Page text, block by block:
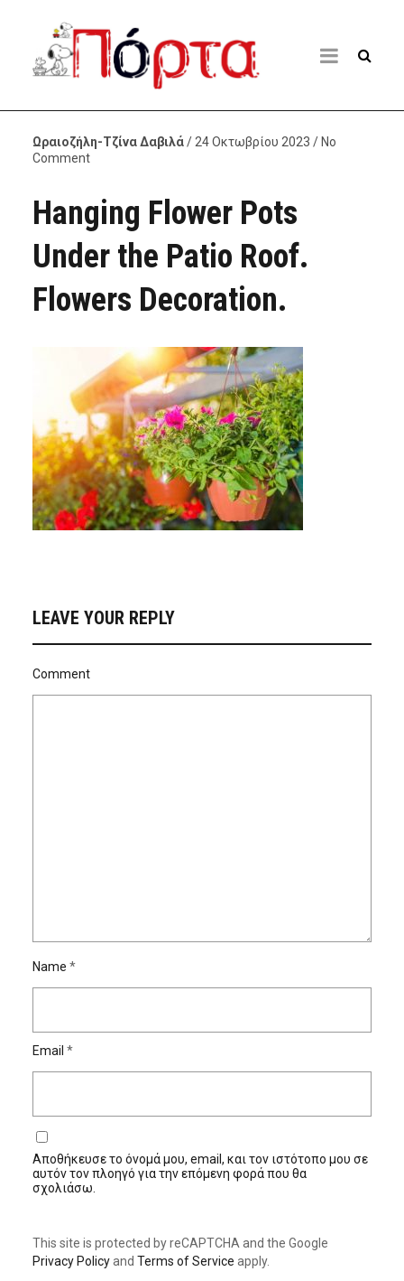
Ωραιοζήλη-Τζίνα Δαβιλά/ 24 Οκτωβρίου 2023 / No
Comment
Hanging Flower Pots
Under the Patio Roof.
Flowers Decoration.
LEAVE YOUR REPLY
Comment
Name *
Email *
Αποθήκευσε το όνομά μου, email, και τον ιστότοπο μου σε
αυτόν τον πλοηγό για την επόμενη φορά που θα
σχολιάσω.
This site is protected by reCAPTCHA and the Google
Privacy Policyand Terms of Service apply.